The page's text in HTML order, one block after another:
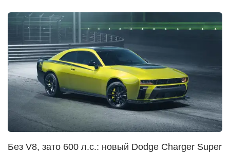
Без V8, зато 600 л.с.: новый Dodge Charger Super